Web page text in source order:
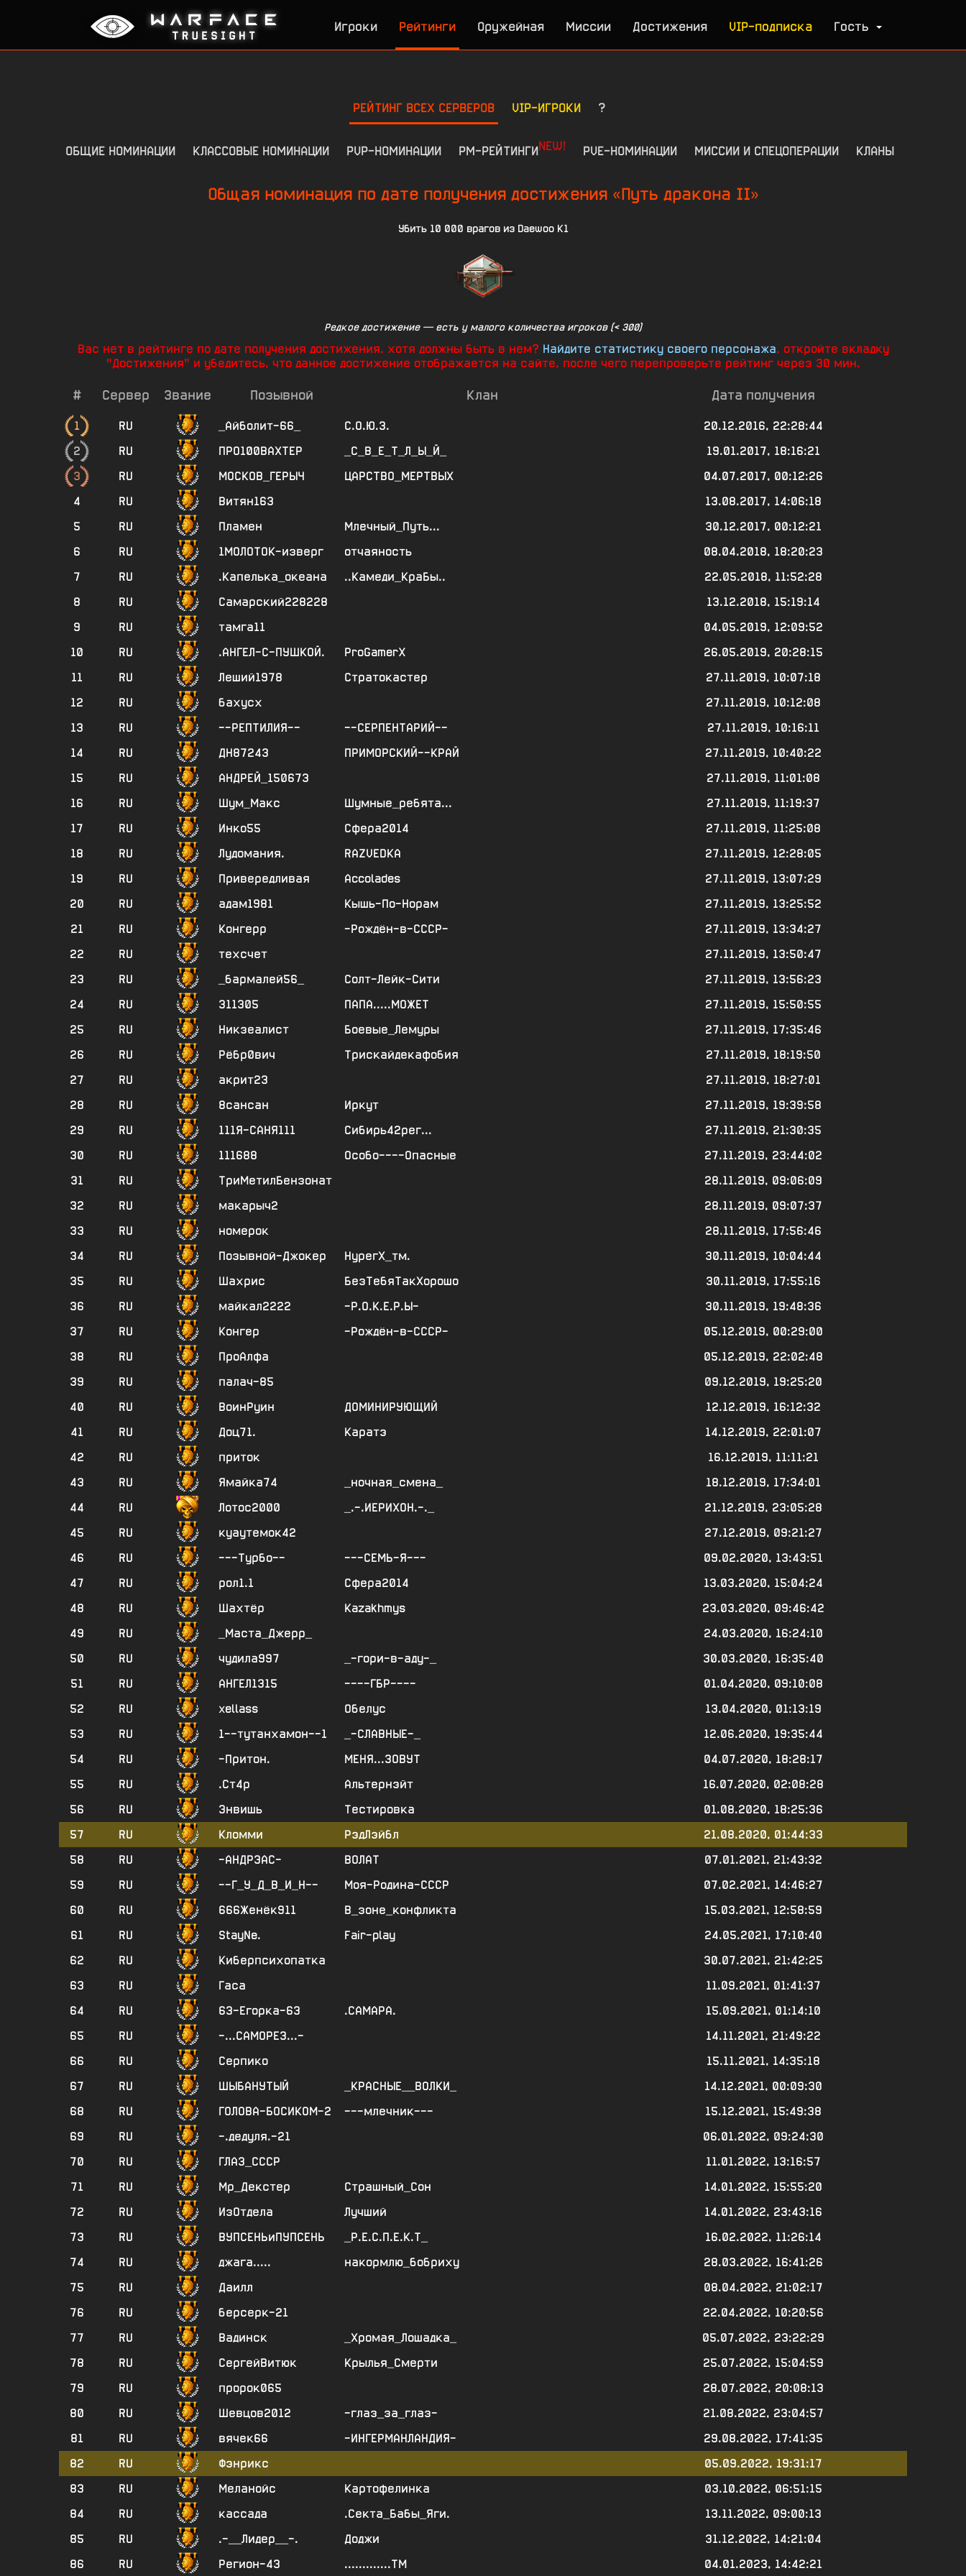
Игроки Рейтинги Оружейная Миссии Достижения VIP-подписка Гость
РЕЙТИНГ ВСЕХ СЕРВЕРОВ VIP-ИГРОКИ ?
ОБЩИЕ НОМИНАЦИИ КЛАССОВЫЕ НОМИНАЦИИ PVP-НОМИНАЦИИ РМ-РЕЙТИНГИNEW! PVE-НОМИНАЦИИ МИССИИ И СПЕЦОПЕРАЦИИ КЛАНЫ
Общая номинация по дате получения достижения «Путь дракона II»
Убить 10 000 врагов из Daewoo K1
Редкое достижение — есть у малого количества игроков (< 300)
Вас нет в рейтинге по дате получения достижения, хотя должны быть в нем? Найдите статистику своего персонажа, откройте вкладку
"Достижения" и убедитесь, что данное достижение отображается на сайте, после чего перепроверьте рейтинг через 30 мин.
# Сервер Звание Позывной Клан Дата получения
1 RU _Айболит-66_ С.О.Ю.З.
20.12.2016, 22:28:44
2
RU ПРО100ВАХТЕР _С_В_Е_Т_Л_Ы_Й_
19.01.2017, 18:16:21
3
RU МОСКОВ_ГЕРЫЧ ЦАРСТВО_МЕРТВЫХ
04.07.2017, 00:12:26
4
RU Витян163
13.08.2017, 14:06:18
5
RU Пламен Млечный_Путь...
30.12.2017, 00:12:21
6
RU 1МОЛОТОК-изверг отчаяность
08.04.2018, 18:20:23
7
RU .Капелька_океана ..Камеди_КраБы..
22.05.2018, 11:52:28
8
RU Самарский228228
13.12.2018, 15:19:14
9
RU тамга11
04.05.2019, 12:09:52
10
RU .АНГЕЛ-С-ПУШКОЙ. ProGamerX
26.05.2019, 20:28:15
11
RU Леший1978 Стратокастер
27.11.2019, 10:07:18
12
RU бахусх
27.11.2019, 10:12:08
13
RU --РЕПТИЛИЯ-- --СЕРПЕНТАРИЙ--
27.11.2019, 10:16:11
14
RU ДН87243 ПРИМОРСКИЙ--КРАЙ
27.11.2019, 10:40:22
15
RU АНДРЕЙ_150673
27.11.2019, 11:01:08
16
RU Шум_Макс Шумные_ребята...
27.11.2019, 11:19:37
17
RU Инко55 Сфера2014
27.11.2019, 11:25:08
18
RU Лудомания. RAZVEDKA
27.11.2019, 12:28:05
19
RU Привередливая Accolades
27.11.2019, 13:07:29
20
RU адам1981 Кышь-По-Норам
27.11.2019, 13:25:52
21
RU Конгерр -Рождён-в-СССР-
27.11.2019, 13:34:27
22
RU техсчет
27.11.2019, 13:50:47
23
RU _бармалей56_ Солт-Лейк-Сити
27.11.2019, 13:56:23
24
RU 311305 ПАПА.....МОЖЕТ
27.11.2019, 15:50:55
25
RU Никзеалист Боевые_Лемуры
27.11.2019, 17:35:46
26
RU Рёбр0вич Трискайдекафобия
27.11.2019, 18:19:50
27
RU акрит23
27.11.2019, 18:27:01
28
RU 8сансан Иркут
27.11.2019, 19:39:58
29
RU 111Я-САНЯ111 Сибирь42рег...
27.11.2019, 21:30:35
30
RU 111688 Особо----Опасные
27.11.2019, 23:44:02
31
RU ТриМетилБензонат
28.11.2019, 09:06:09
32
RU макарыч2
28.11.2019, 09:07:37
33
RU номерок
28.11.2019, 17:56:46
34
RU Позывной-Джокер НурегХ_тм.
30.11.2019, 10:04:44
35
RU Шахрис БезТебяТакХорошо
30.11.2019, 17:55:16
36
RU майкал2222 -Р.О.К.Е.Р.Ы-
30.11.2019, 19:48:36
37
RU Конгер -Рождён-в-СССР-
05.12.2019, 00:29:00
38
RU ПроАлфа
05.12.2019, 22:02:48
39
RU палач-85
09.12.2019, 19:25:20
40
RU ВоинРуин ДОМИНИРУЮЩИЙ
12.12.2019, 16:12:32
41
RU Доц71. Каратэ
14.12.2019, 22:01:07
42
RU приток
16.12.2019, 11:11:21
43
RU Ямайка74 _ночная_смена_
18.12.2019, 17:34:01
44
RU Лотос2000 _.-.ИЕРИХОН.-._
21.12.2019, 23:05:28
45
RU куаутемок42
27.12.2019, 09:21:27
46
RU ---Турбо-- ---СЕМЬ-Я---
09.02.2020, 13:43:51
47
RU рол1.1 Сфера2014
13.03.2020, 15:04:24
48
RU Шахтёр Kazakhmys
23.03.2020, 09:46:42
49
RU _Маста_Джерр_
24.03.2020, 16:24:10
50
RU чудила997 _-гори-в-аду-_
30.03.2020, 16:35:40
51
RU АНГЕЛ1315 ----ГБР----
01.04.2020, 09:10:08
52
RU xellass Обелус
13.04.2020, 01:13:19
53
RU 1--тутанхамон--1 _-СЛАВНЫЕ-_
12.06.2020, 19:35:44
54
RU -Притон. МЕНЯ...ЗОВУТ
04.07.2020, 18:28:17
55
RU .Ст4р Альтернэйт
16.07.2020, 02:08:28
56
RU Энвишь Тестировка
01.08.2020, 18:25:36
57
RU Кломми РэдЛэйбл
21.08.2020, 01:44:33
58
RU -АНДРЭАС- ВОЛАТ
07.01.2021, 21:43:32
59
RU --Г_У_Д_В_И_Н-- Моя-Родина-СССР
07.02.2021, 14:46:27
60
RU 666Женёк911 В_зоне_конфликта
15.03.2021, 12:58:59
61
RU StayNe. Fair-play
24.05.2021, 17:10:40
62
RU Киберпсихопатка
30.07.2021, 21:42:25
63
RU Гаса
11.09.2021, 01:41:37
64
RU 63-Егорка-63 .САМАРА.
15.09.2021, 01:14:10
65
RU -...САМОРЕЗ...-
14.11.2021, 21:49:22
66
RU Серпико
15.11.2021, 14:35:18
67
RU ШЫБАНУТЫЙ _КРАСНЫЕ__ВОЛКИ_
14.12.2021, 00:09:30
68
RU ГОЛОВА-БОСИКОМ-2 ---млечник---
15.12.2021, 15:49:38
69
RU -.дедуля.-21
06.01.2022, 09:24:30
70
RU ГЛАЗ_СССР
11.01.2022, 13:16:57
71
RU Мр_Декстер Страшный_Сон
14.01.2022, 15:55:20
72
RU ИзОтдела Лучший
14.01.2022, 23:43:16
73
RU ВУПСЕНЬиПУПСЕНЬ _Р.Е.С.П.Е.К.Т_
16.02.2022, 11:26:14
74
RU джага..... накормлю_бобриху
28.03.2022, 16:41:26
75
RU Даилл
08.04.2022, 21:02:17
76
RU берсерк-21
22.04.2022, 10:20:56
77
RU Вадинск _Хромая_Лошадка_
05.07.2022, 23:22:29
78
RU СергейВитюк Крылья_Смерти
25.07.2022, 15:04:59
79
RU пророк065
28.07.2022, 20:08:13
80
RU Шевцов2012 -глаз_за_глаз-
21.08.2022, 23:04:57
81
RU вячек66 -ИНГЕРМАНЛАНДИЯ-
29.08.2022, 17:41:35
82
RU Фэнрикс
05.09.2022, 19:31:17
83
RU Меланойс Картофелинка
03.10.2022, 06:51:15
84
RU кассада .Секта_Бабы_Яги.
13.11.2022, 09:00:13
85
RU .-__Лидер__-. Доджи
31.12.2022, 14:21:04
86
RU Регион-43 .............ТМ 04.01.2023, 14:42:21